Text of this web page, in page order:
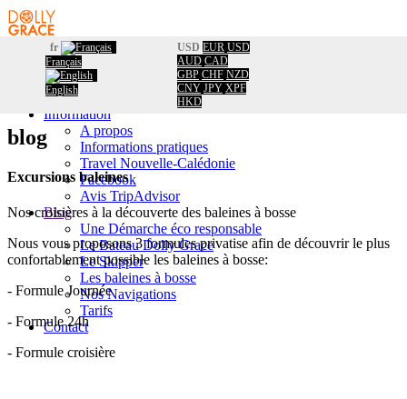
fr
Français
English
USD EUR USD
AUD CAD
GBP CHF NZD
CNY JPY XPF
HKD
Accueil
Réservation
Calendrier
Information
A propos
Informations pratiques
Travel Nouvelle-Calédonie
Facebook
Avis TripAdvisor
Blog
Une Démarche éco responsable
Le Bateau Dolly Grace
Le Skipper
Les baleines à bosse
Nos Navigations
Tarifs
Contact
Accueil/
Excursions baleines
blog
Excursions baleines
Nos croisières à la découverte des baleines à bosse
Nous vous proposons 3 formules privatise afin de découvrir le plus
confortablement possible les baleines à bosse:
- Formule Journée
- Formule 24h
- Formule croisière